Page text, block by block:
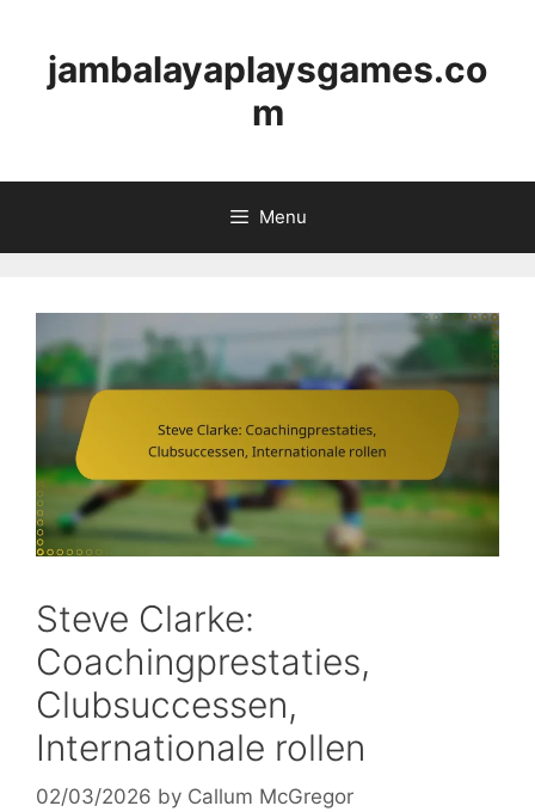
contentjambalayaplaysgames.co
m
Menu
Steve Clarke:
Coachingprestaties,
Clubsuccessen,
Internationale rollen
02/03/2026 by Callum McGregor